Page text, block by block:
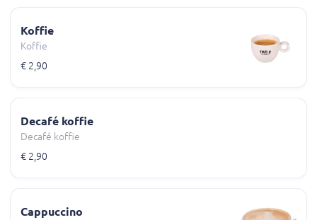
Koffie
Koffie
€ 2,90
Decafé koffie
Decafé koffie
€ 2,90
Cappuccino